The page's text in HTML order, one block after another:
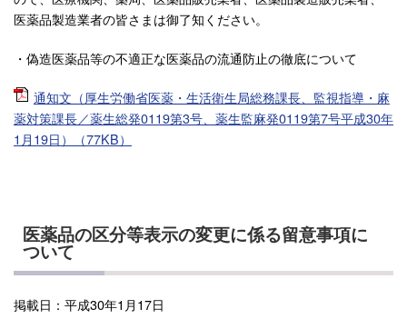
医薬品製造業者の皆さまは御了知ください。
・偽造医薬品等の不適正な医薬品の流通防止の徹底について
通知文（厚生労働省医薬・生活衛生局総務課長、監視指導・麻
薬対策課長／薬生総発0119第3号、薬生監麻発0119第7号平成30年
1月19日）（77KB）
医薬品の区分等表示の変更に係る留意事項に
ついて
掲載日：平成30年1月17日